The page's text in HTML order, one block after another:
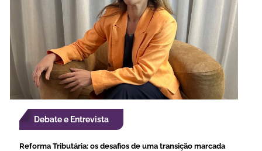
Debate e Entrevista
Reforma Tributária: os desafios de uma transição marcada